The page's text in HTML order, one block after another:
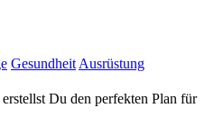
Gesundheit Ausrüstung
Du den perfekten Plan für